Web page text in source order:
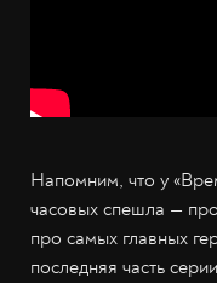
Напомним, что у
часовых спешла — про
про самых главных
последняя часть